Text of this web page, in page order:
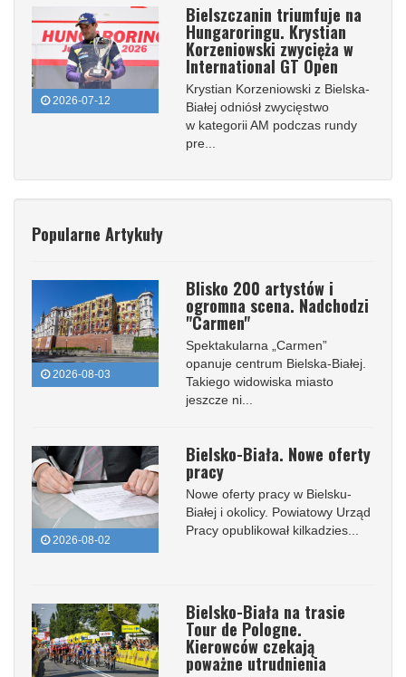
2026-07-12
Bielszczanin triumfuje na
Hungaroringu. Krystian
Korzeniowski zwycięża w
International GT Open
Krystian Korzeniowski z Bielska-
Białej odniósł zwycięstwo
w kategorii AM podczas rundy
pre...
Popularne Artykuły
2026-08-03
Blisko 200 artystów i
ogromna scena. Nadchodzi
"Carmen"
Spektakularna „Carmen”
opanuje centrum Bielska-Białej.
Takiego widowiska miasto
jeszcze ni...
2026-08-02
Bielsko-Biała. Nowe oferty
pracy
Nowe oferty pracy w Bielsku-
Białej i okolicy. Powiatowy Urząd
Pracy opublikował kilkadzies...
Bielsko-Biała na trasie
Tour de Pologne.
Kierowców czekają
poważne utrudnienia